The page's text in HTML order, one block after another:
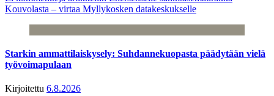
Kouvolasta – virtaa Myllykosken datakeskukselle
Starkin ammattilaiskysely: Suhdannekuopasta päädytään vielä
työvoimapulaan
Kirjoitettu 6.8.2026